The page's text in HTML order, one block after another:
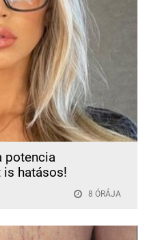
potencia
is hatásos!
8 ÓRÁJA